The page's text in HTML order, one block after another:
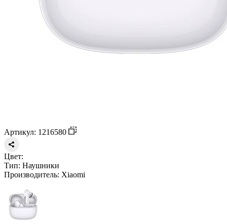
Артикул: 1216580
Цвет:
Тип: Наушники
Производитель: Xiaomi